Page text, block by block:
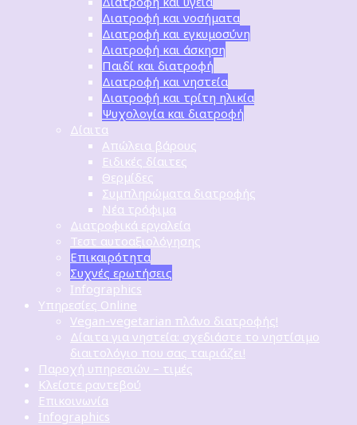
Διατροφή και νοσήματα
Διατροφή και εγκυμοσύνη
Διατροφή και άσκηση
Παιδί και διατροφή
Διατροφή και νηστεία
Διατροφή και τρίτη ηλικία
Ψυχολογία και διατροφή
Δίαιτα
Απώλεια βάρους
Ειδικές δίαιτες
Θερμίδες
Συμπληρώματα διατροφής
Νέα τρόφιμα
Διατροφικά εργαλεία
Τεστ αυτοαξιολόγησης
Επικαιρότητα
Συχνές ερωτήσεις
Infographics
Υπηρεσίες Online
Vegan-vegetarian πλάνο διατροφής!
Δίαιτα για νηστεία: σχεδιάστε το νηστίσιμο
διαιτολόγιο που σας ταιριάζει!
Παροχή υπηρεσιών – τιμές
Κλείστε ραντεβού
Επικοινωνία
Infographics